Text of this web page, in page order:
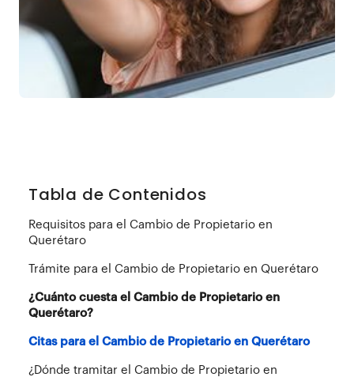
Tabla de Contenidos
Requisitos para el Cambio de Propietario en
Querétaro
Trámite para el Cambio de Propietario en Querétaro
¿Cuánto cuesta el Cambio de Propietario en
Querétaro?
Citas para el Cambio de Propietario en Querétaro
¿Dónde tramitar el Cambio de Propietario en